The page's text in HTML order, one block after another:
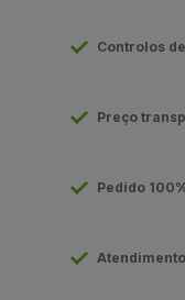
Controlos
Preço
Pedido